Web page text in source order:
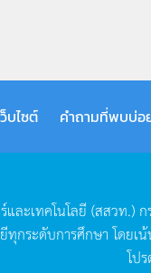
บไซต์ คำถามที่พบบ่อ
ละเทคโนโลยี (สสวท.)
ทุกระดับการศึกษา โดยเ
โป